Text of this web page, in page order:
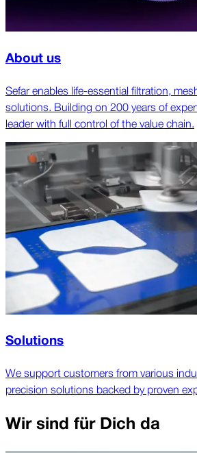
About us
Sefar enables life-essential filtration,
solutions. Building on 200 years of
leader with full control of the value chain.
Solutions
We support customers from various
precision solutions backed by proven
Wir sind für Dich da